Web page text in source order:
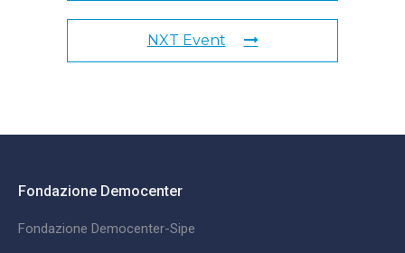
NXT Event
Fondazione Democenter
Fondazione Democenter-Sipe